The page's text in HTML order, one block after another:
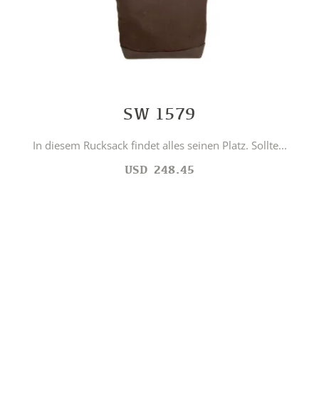
SW 1579
In diesem Rucksack findet alles seinen Platz. Sollte...
USD 248.45